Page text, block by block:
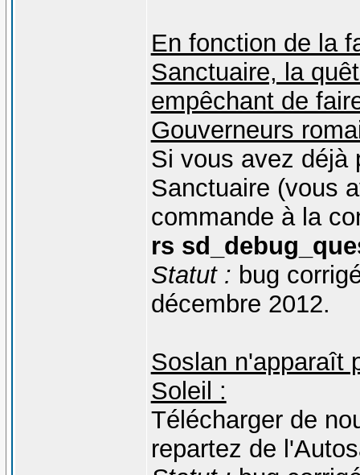
En fonction de la
Sanctuaire, la
empêchant de
Gouverneurs
Si vous avez déjà
Sanctuaire (vous
commande à la
rs
Statut : bug
décembre 2012.
Soslan n'apparaît
Soleil :
Télécharger de
repartez de